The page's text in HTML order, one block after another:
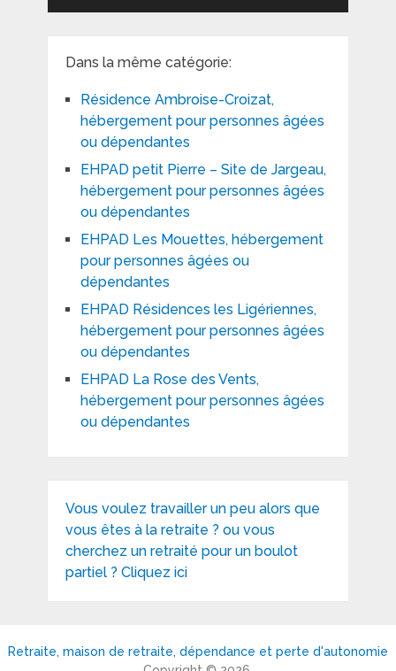
Dans la même catégorie:
Résidence Ambroise-Croizat,
hébergement pour personnes âgées
ou dépendantes
EHPAD petit Pierre – Site de Jargeau,
hébergement pour personnes âgées
ou dépendantes
EHPAD Les Mouettes, hébergement
pour personnes âgées ou
dépendantes
EHPAD Résidences les Ligériennes,
hébergement pour personnes âgées
ou dépendantes
EHPAD La Rose des Vents,
hébergement pour personnes âgées
ou dépendantes
Vous voulez travailler un peu alors que
vous êtes à la retraite ? ou vous
cherchez un retraité pour un boulot
partiel ? Cliquez ici
Retraite, maison de retraite, dépendance et perte d'autonomie